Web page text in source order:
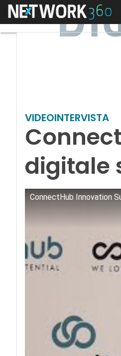
Menu
VIDEOINTERVISTA
digitale
ConnectHub Innovation